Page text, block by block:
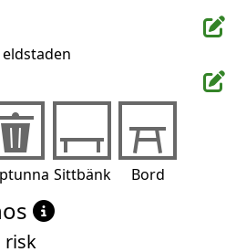
Sittbänk Bord
risk